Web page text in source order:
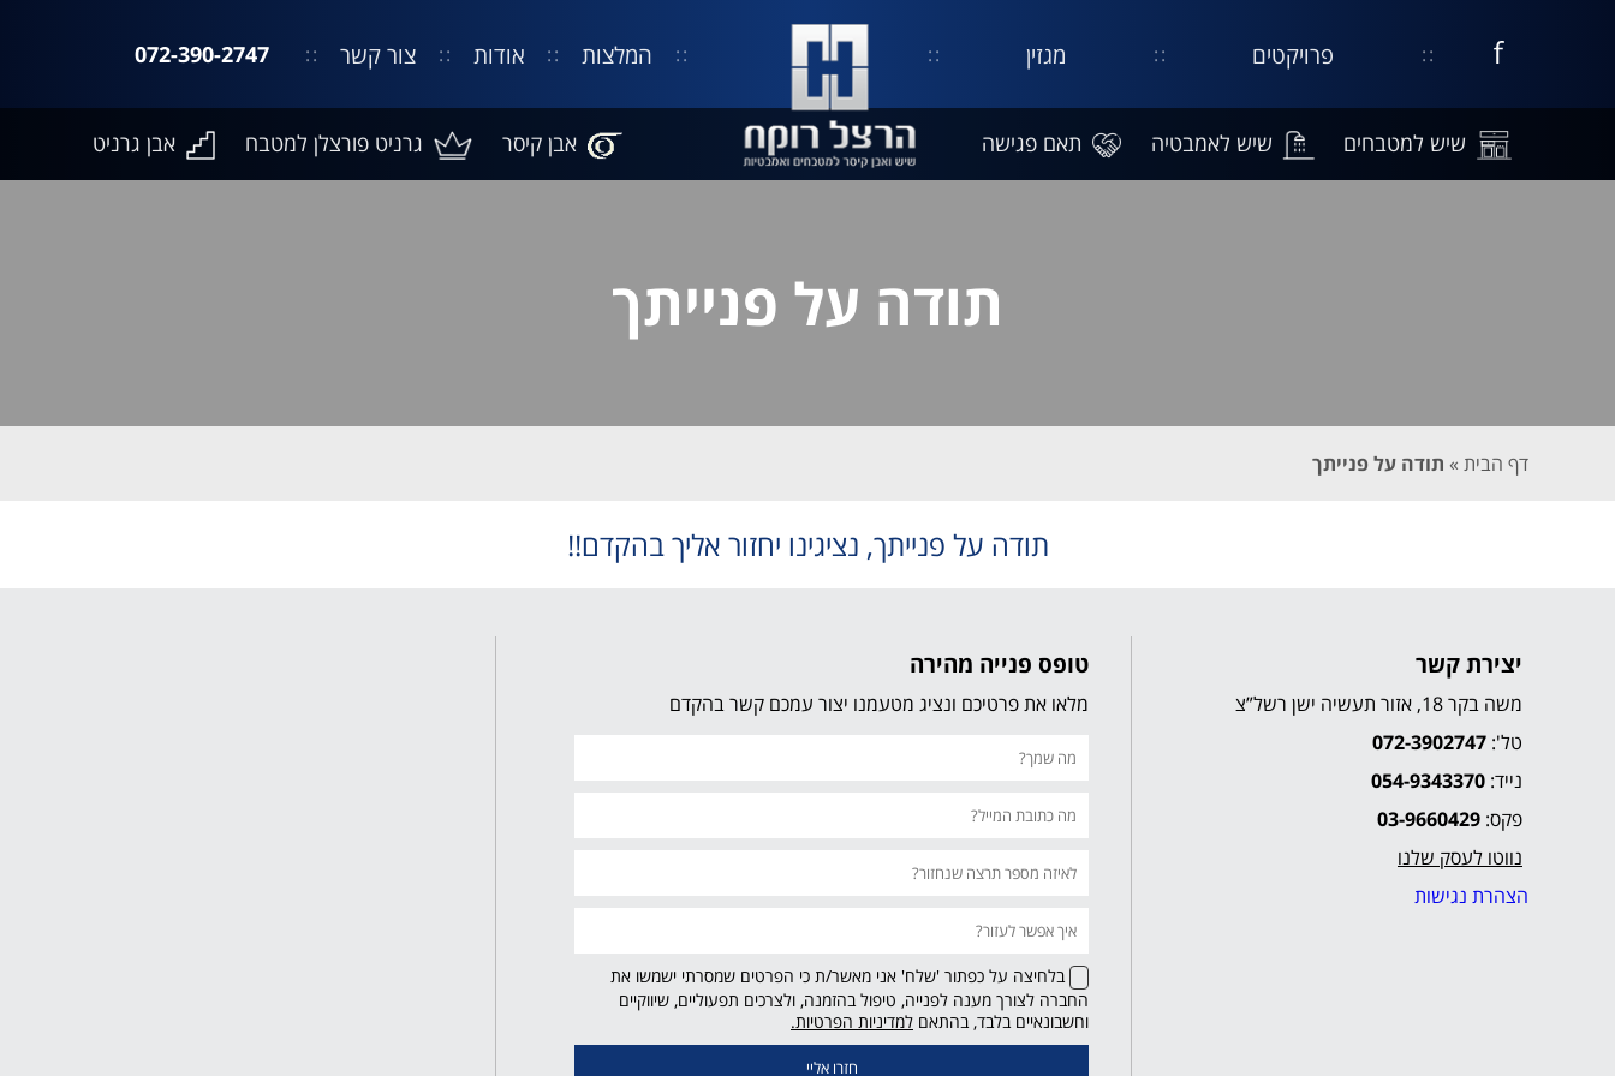
קישור
בחלון
חדש
בפייסבוק
פרויקטים מגזין
שיש למטבחים שיש לאמבטיה תאם פגישה
המלצות אודות צור קשר 072-390-2747
אבן קיסר גרניט פורצלן למטבח אבן גרניט
תודה על פנייתך
דף הבית » תודה על פנייתך
תודה על פנייתך, נציגינו יחזור אליך בהקדם!!
יצירת קשר
משה בקר 18, אזור תעשיה ישן רשל”צ
טל': 072-3902747
נייד: 054-9343370
פקס: 03-9660429
נווטו לעסק שלנו
הצהרת נגישות
טופס פנייה מהירה
מלאו את פרטיכם ונציג מטעמנו יצור עמכם קשר בהקדם
בלחיצה על כפתור 'שלח' אני מאשר/ת כי הפרטים שמסרתי ישמשו את
החברה לצורך מענה לפנייה, טיפול בהזמנה, ולצרכים תפעוליים, שיווקיים
וחשבונאיים בלבד, בהתאם קישור
נפתח
למדיניות הפרטיות.